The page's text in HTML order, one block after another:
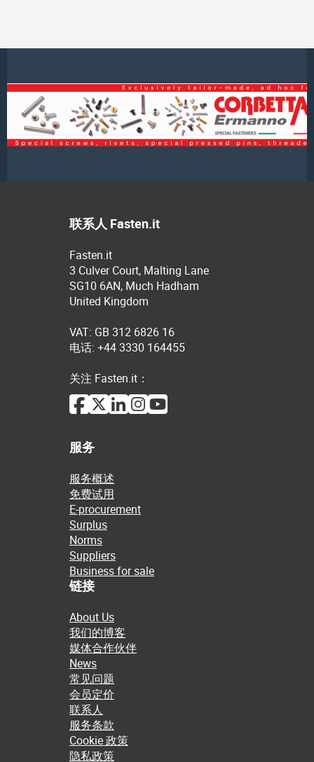
联系人 Fasten.it
Fasten.it
3 Culver Court, Malting Lane
SG10 6AN, Much Hadham
United Kingdom
VAT: GB 312 6826 16
电话: +44 3330 164455
关注 Fasten.it：
服务
服务概述
免费试用
E-procurement
Surplus
Norms
Suppliers
Business for sale
链接
About Us
我们的博客
媒体合作伙伴
News
常见问题
会员定价
联系人
服务条款
Cookie 政策
隐私政策